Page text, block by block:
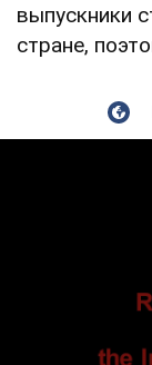
выпускники
стране,